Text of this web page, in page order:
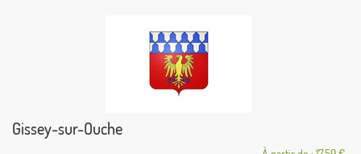
Gissey-sur-Ouche